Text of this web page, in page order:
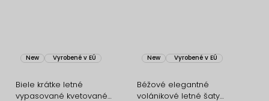
New Vyrobené v EÚ
Biele krátke letné
vypasované kvetované
New Vyrobené v EÚ
Béžové elegantné
volánikové letné šaty